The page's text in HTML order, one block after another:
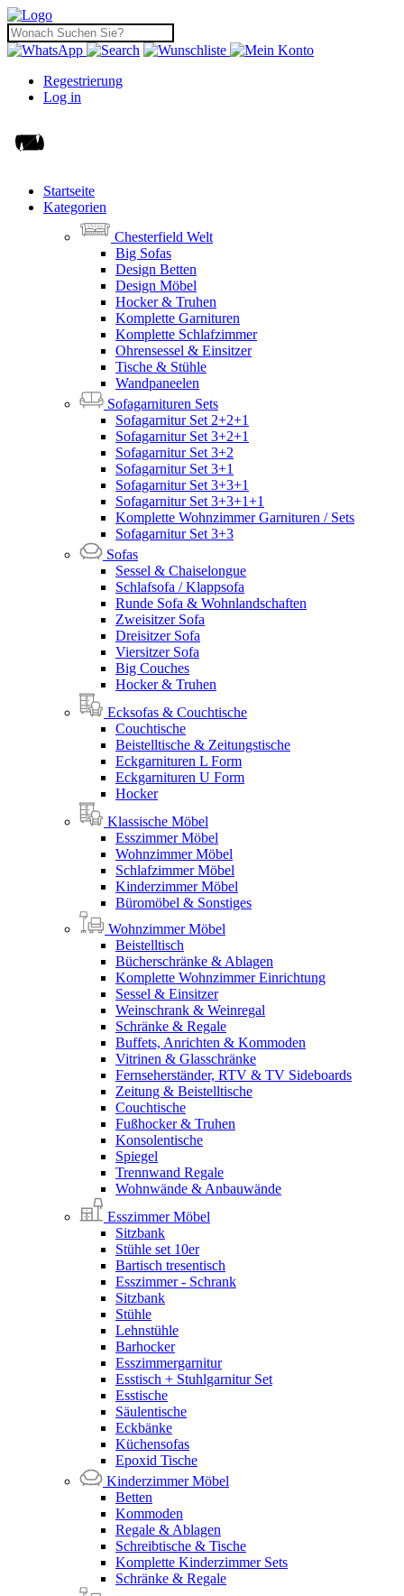
Regestrierung
Log in
Startseite
Kategorien
Chesterfield Welt
Big Sofas
Design Betten
Design Möbel
Hocker & Truhen
Komplette Garnituren
Komplette Schlafzimmer
Ohrensessel & Einsitzer
Tische & Stühle
Wandpaneelen
Sofagarnituren Sets
Sofagarnitur Set 2+2+1
Sofagarnitur Set 3+2+1
Sofagarnitur Set 3+2
Sofagarnitur Set 3+1
Sofagarnitur Set 3+3+1
Sofagarnitur Set 3+3+1+1
Komplette Wohnzimmer Garnituren / Sets
Sofagarnitur Set 3+3
Sofas
Sessel & Chaiselongue
Schlafsofa / Klappsofa
Runde Sofa & Wohnlandschaften
Zweisitzer Sofa
Dreisitzer Sofa
Viersitzer Sofa
Big Couches
Hocker & Truhen
Ecksofas & Couchtische
Couchtische
Beistelltische & Zeitungstische
Eckgarnituren L Form
Eckgarnituren U Form
Hocker
Klassische Möbel
Esszimmer Möbel
Wohnzimmer Möbel
Schlafzimmer Möbel
Kinderzimmer Möbel
Büromöbel & Sonstiges
Wohnzimmer Möbel
Beistelltisch
Bücherschränke & Ablagen
Komplette Wohnzimmer Einrichtung
Sessel & Einsitzer
Weinschrank & Weinregal
Schränke & Regale
Buffets, Anrichten & Kommoden
Vitrinen & Glasschränke
Fernseherständer, RTV & TV Sideboards
Zeitung & Beistelltische
Couchtische
Fußhocker & Truhen
Konsolentische
Spiegel
Trennwand Regale
Wohnwände & Anbauwände
Esszimmer Möbel
Sitzbank
Stühle set 10er
Bartisch tresentisch
Esszimmer - Schrank
Sitzbank
Stühle
Lehnstühle
Barhocker
Esszimmergarnitur
Esstisch + Stuhlgarnitur Set
Esstische
Säulentische
Eckbänke
Küchensofas
Epoxid Tische
Kinderzimmer Möbel
Betten
Kommoden
Regale & Ablagen
Schreibtische & Tische
Komplette Kinderzimmer Sets
Schränke & Regale